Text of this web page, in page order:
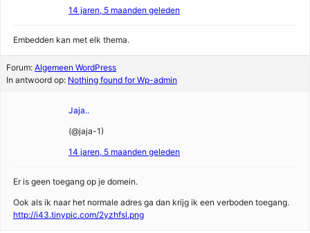
14 jaren, 5 maanden geleden
Embedden kan met elk thema.
Forum: Algemeen WordPress
In antwoord op: Nothing found for Wp-admin
Jaja..
(@jaja-1)
14 jaren, 5 maanden geleden
Er is geen toegang op je domein.
Ook als ik naar het normale adres ga dan krijg ik een verboden toegang.
http://i43.tinypic.com/2yzhfsl.png